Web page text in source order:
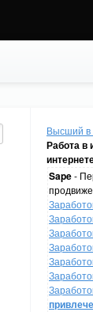
Высший в
Работа в
Sape-